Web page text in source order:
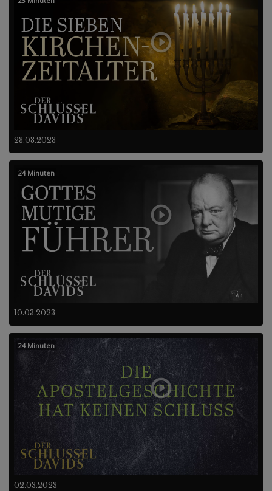
23.03.2023
10.03.2023
24 Minuten
02.03.2023
24 Minuten